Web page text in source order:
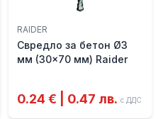
RAIDER
Свредло за бетон Ø3
мм (30x70 мм) Raider
0.24 € | 0.47 лв. с ДДС